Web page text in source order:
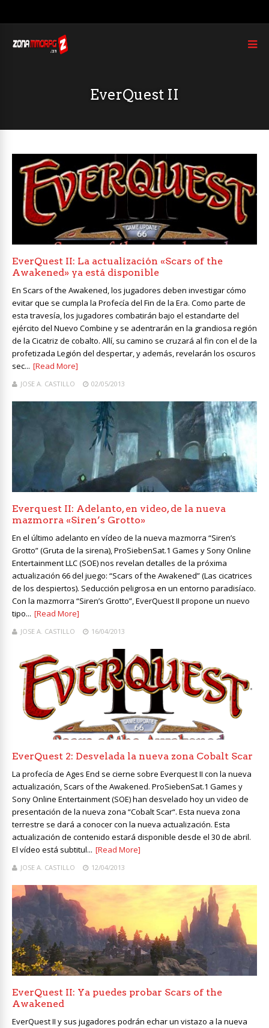
EverQuest II
EverQuest II: La actualización «Scars of the
Awakened» ya está disponible
En Scars of the Awakened, los jugadores deben investigar cómo
evitar que se cumpla la Profecía del Fin de la Era. Como parte de
esta travesía, los jugadores combatirán bajo el estandarte del
ejército del Nuevo Combine y se adentrarán en la grandiosa región
de la Cicatriz de cobalto. Allí, su camino se cruzará al fin con el de la
profetizada Legión del despertar, y además, revelarán los oscuros
sec... [Read More]
JOSE A. CASTILLO 02/05/2013
Everquest II: Adelanto, en video, de la nueva
mazmorra «Siren’s Grotto»
En el último adelanto en vídeo de la nueva mazmorra “Siren’s
Grotto” (Gruta de la sirena), ProSiebenSat.1 Games y Sony Online
Entertainment LLC (SOE) nos revelan detalles de la próxima
actualización 66 del juego: “Scars of the Awakened” (Las cicatrices
de los despiertos). Seducción peligrosa en un entorno paradisíaco.
Con la mazmorra “Siren’s Grotto”, EverQuest II propone un nuevo
tipo... [Read More]
JOSE A. CASTILLO 16/04/2013
EverQuest 2: Desvelada la nueva zona Cobalt Scar
La profecía de Ages End se cierne sobre Everquest II con la nueva
actualización, Scars of the Awakened. ProSiebenSat.1 Games y
Sony Online Entertainment (SOE) han desvelado hoy un video de
presentación de la nueva zona “Cobalt Scar“. Esta nueva zona
terrestre se dará a conocer con la nueva actualización. Esta
actualización de contenido estará disponible desde el 30 de abril.
El vídeo está subtitul... [Read More]
JOSE A. CASTILLO 12/04/2013
EverQuest II: Ya puedes probar Scars of the
Awakened
EverQuest II y sus jugadores podrán echar un vistazo a la nueva